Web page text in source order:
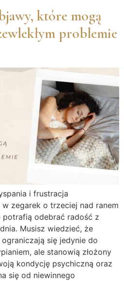
które mogą
problemie
i frustracja
zegarek o trzeciej nad ranem
odebrać radość z
Musisz wiedzieć, że
się jedynie do
ale stanowią złożony
kondycję psychiczną oraz
się od niewinnego